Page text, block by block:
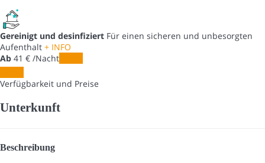
Gereinigt und desinfiziert Für einen sicheren und unbesorgten
Aufenthalt + INFO
Ab 41 € /Nacht
Verfügbarkeit und Preise
Unterkunft
Beschreibung